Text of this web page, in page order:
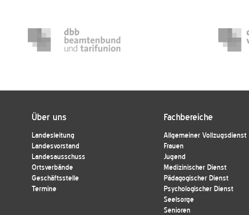
Über uns
Landesleitung
Landesvorstand
Landesausschuss
Ortsverbände
Geschäftsstelle
Termine
Fachbereiche
Allgemeiner Vollzugsdienst
Frauen
Jugend
Medizinischer Dienst
Pädagogischer Dienst
Psychologischer Dienst
Seelsorge
Senioren